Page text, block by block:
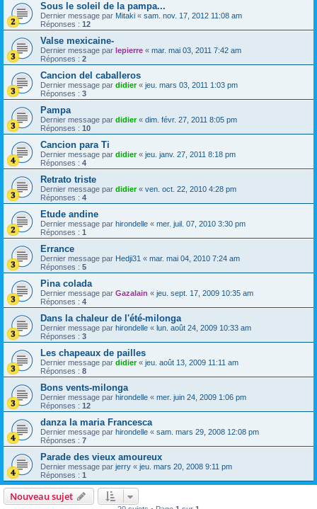
Sous le soleil de la pampa...
Dernier message par Mitaki « sam. nov. 17, 2012 11:08 am
Réponses : 12
Valse mexicaine-
Dernier message par lepierre « mar. mai 03, 2011 7:42 am
Réponses : 2
Cancion del caballeros
Dernier message par didier« jeu. mars 03, 2011 1:03 pm
Réponses : 3
Pampa
Dernier message par didier« dim. févr. 27, 2011 8:05 pm
Réponses : 10
Cancion para Ti
Dernier message par didier« jeu. janv. 27, 2011 8:18 pm
Réponses : 4
Retrato triste
Dernier message par didier« ven. oct. 22, 2010 4:28 pm
Réponses : 4
Etude andine
Dernier message par hirondelle « mer. juil. 07, 2010 3:30 pm
Réponses : 1
Errance
Dernier message par Hedji31 « mar. mai 04, 2010 7:24 am
Réponses : 5
Pina colada
Dernier message par Gazalain « jeu. sept. 17, 2009 10:35 am
Réponses : 4
Dans la chaleur de l'été-milonga
Dernier message par hirondelle « lun. août 24, 2009 10:33 am
Réponses : 3
Les chapeaux de pailles
Dernier message par didier« jeu. août 13, 2009 11:11 am
Réponses : 8
Bons vents-milonga
Dernier message par hirondelle « mer. juin 24, 2009 1:06 pm
Réponses : 12
danza la maria Francesca
Dernier message par hirondelle « sam. mars 29, 2008 12:08 pm
Réponses : 7
Parade des vieux amoureux
Dernier message par jerry « jeu. mars 20, 2008 9:11 pm
Réponses : 1
Nouveau sujet